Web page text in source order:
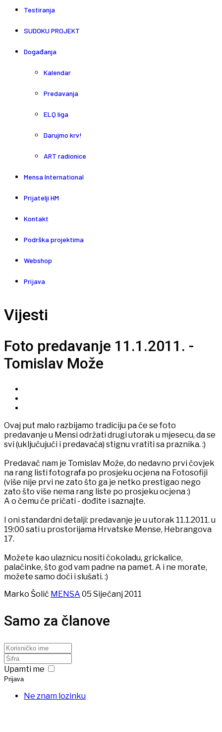
Testiranja
SUDOKU PROJEKT
Događanja
Kalendar
Predavanja
ELQ liga
Darujmo krv!
ART radionice
Mensa International
Prijatelji HM
Kontakt
Podrška projektima
Webshop
Prijava
Vijesti
Foto predavanje 11.1.2011. -
Tomislav Može
Ovaj put malo razbijamo tradiciju pa će se foto
predavanje u Mensi održati drugi utorak u mjesecu, da se
svi (uključujući i predavača) stignu vratiti sa praznika. :)
Predavač nam je Tomislav Može, do nedavno prvi čovjek
na rang listi fotografa po prosjeku ocjena na Fotosofiji
(više nije prvi ne zato što ga je netko prestigao nego
zato što više nema rang liste po prosjeku ocjena :)
A o čemu će pričati - dođite i saznajte.
I oni standardni detalji: predavanje je u utorak 11.1.2011. u
19:00 sati u prostorijama Hrvatske Mense, Hebrangova
17.
Možete kao ulaznicu nositi čokoladu, grickalice,
palačinke, što god vam padne na pamet. A i ne morate,
možete samo doći i slušati. :)
Marko Šolić MENSA 05 Siječanj 2011
Samo za članove
Upamti me
Prijava
Ne znam lozinku